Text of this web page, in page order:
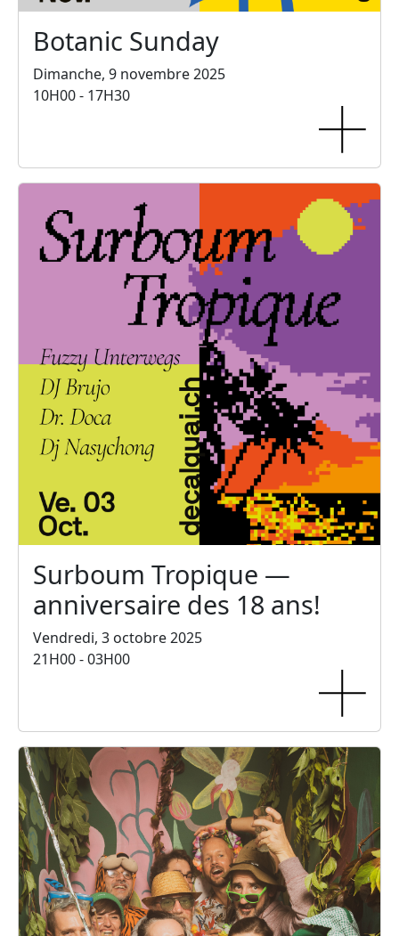
Botanic Sunday
Dimanche, 9 novembre 2025
10H00 - 17H30
Surboum Tropique —
anniversaire des 18 ans!
Vendredi, 3 octobre 2025
21H00 - 03H00